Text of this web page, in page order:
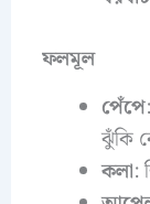
ফলমূল
পেঁপে
ঝুঁকি
কলা: